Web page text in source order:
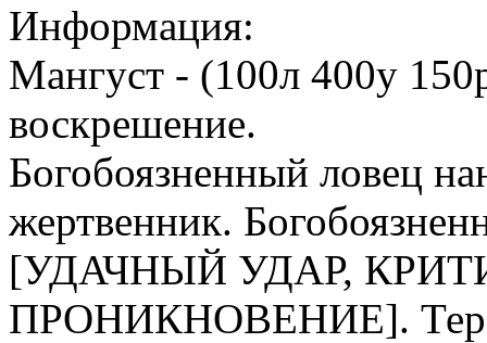
Информация:
Мангуст - (100л 400у
воскрешение.
Богобоязненный ловец
жертвенник.
[УДАЧНЫЙ УДАР,
ПРОНИКНОВЕНИЕ].